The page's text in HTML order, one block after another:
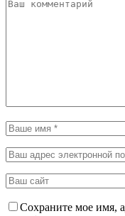
Сохраните мое имя,